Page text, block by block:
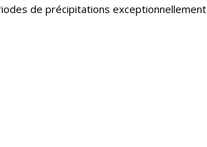
de précipitations exceptionnellement